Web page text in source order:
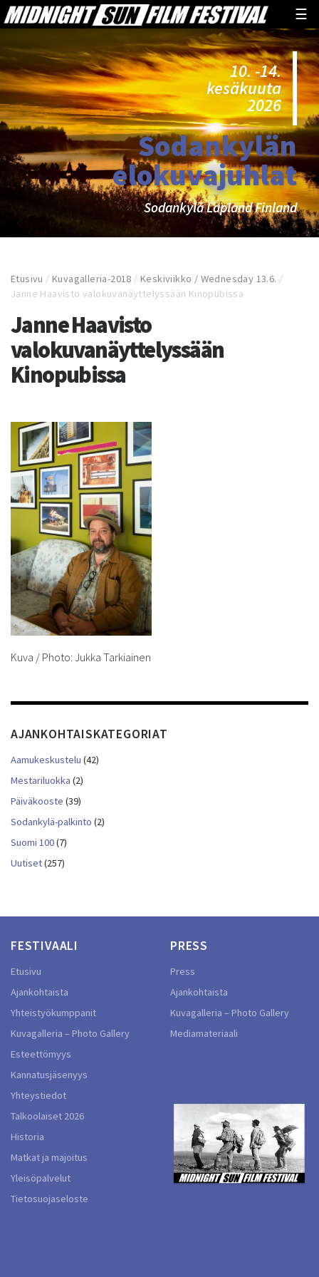
☰
10. -14.
kesäkuuta
2026
Sodankylän
elokuvajuhlat
Sodankylä Lapland Finland
Etusivu /Kuvagalleria-2018 /Keskiviikko / Wednesday 13.6. /
Janne Haavisto valokuvanäyttelyssään Kinopubissa
Janne Haavisto
valokuvanäyttelyssään
Kinopubissa
Kuva / Photo: Jukka Tarkiainen
AJANKOHTAISKATEGORIAT
Aamukeskustelu (42)
Mestariluokka (2)
Päiväkooste (39)
Sodankylä-palkinto (2)
Suomi 100(7)
Uutiset(257)
FESTIVAALI
Etusivu
Ajankohtaista
Yhteistyökumppanit
Kuvagalleria – Photo Gallery
Esteettömyys
Kannatusjäsenyys
Yhteystiedot
Talkoolaiset 2026
Historia
Matkat ja majoitus
Yleisöpalvelut
Tietosuojaseloste
PRESS
Press
Ajankohtaista
Kuvagalleria – Photo Gallery
Mediamateriaali